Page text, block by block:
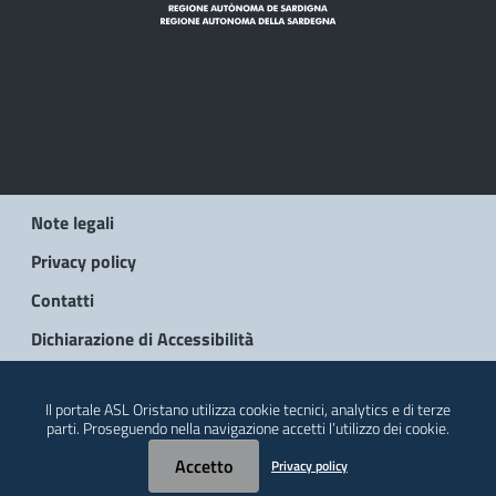
Note legali
Privacy policy
Contatti
Dichiarazione di Accessibilità
Il portale ASL Oristano utilizza cookie tecnici, analytics e di terze
parti. Proseguendo nella navigazione accetti l’utilizzo dei cookie.
Accetto Privacy policy